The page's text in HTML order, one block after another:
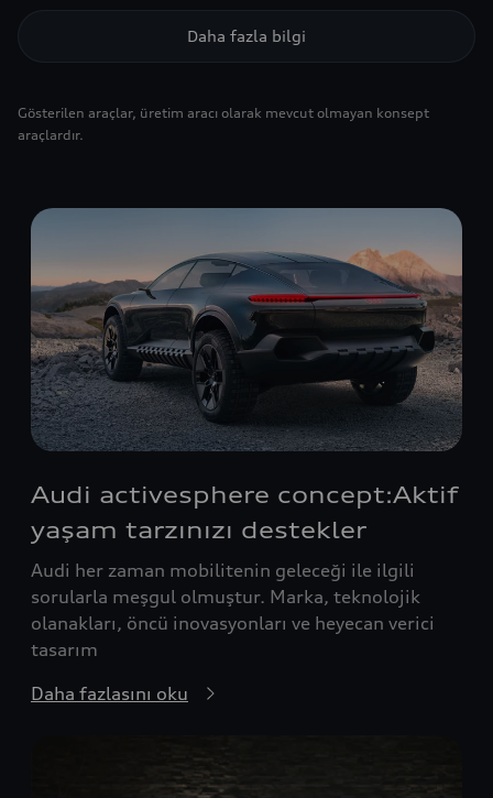
Daha fazla bilgi
Gösterilen araçlar, üretim aracı olarak mevcut olmayan konsept
araçlardır.
Audi activesphere concept:Aktif
yaşam tarzınızı destekler
Audi her zaman mobilitenin geleceği ile ilgili
sorularla meşgul olmuştur. Marka, teknolojik
olanakları, öncü inovasyonları ve heyecan verici
tasarım
Daha fazlasını oku